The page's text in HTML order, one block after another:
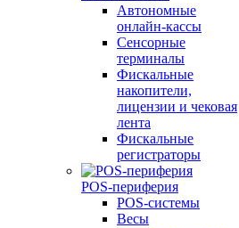
Автономные
онлайн-кассы
Сенсорные
терминалы
Фискальные
накопители,
лицензии и чековая
лента
Фискальные
регистраторы
POS-периферия
POS-системы
Весы